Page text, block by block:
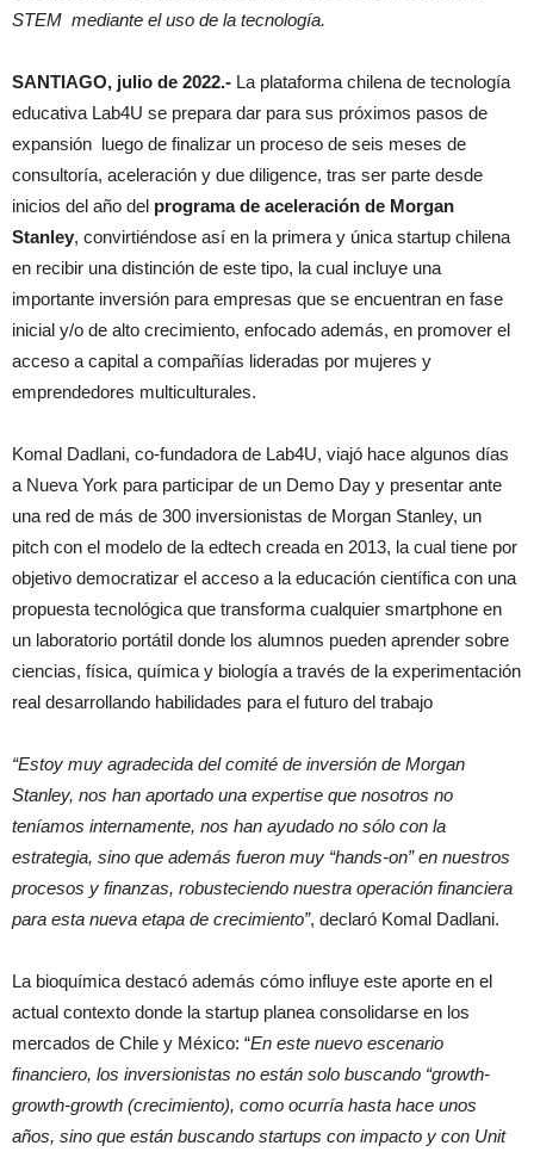
STEM mediante el uso de la tecnología.
SANTIAGO, julio de 2022.- La plataforma chilena de tecnología
educativa Lab4U se prepara dar para sus próximos pasos de
expansión luego de finalizar un proceso de seis meses de
consultoría, aceleración y due diligence, tras ser parte desde
inicios del año del programa de aceleración de Morgan
Stanley, convirtiéndose así en la primera y única startup chilena
en recibir una distinción de este tipo, la cual incluye una
importante inversión para empresas que se encuentran en fase
inicial y/o de alto crecimiento, enfocado además, en promover el
acceso a capital a compañías lideradas por mujeres y
emprendedores multiculturales.
Komal Dadlani, co-fundadora de Lab4U, viajó hace algunos días
a Nueva York para participar de un Demo Day y presentar ante
una red de más de 300 inversionistas de Morgan Stanley, un
pitch con el modelo de la edtech creada en 2013, la cual tiene por
objetivo democratizar el acceso a la educación científica con una
propuesta tecnológica que transforma cualquier smartphone en
un laboratorio portátil donde los alumnos pueden aprender sobre
ciencias, física, química y biología a través de la experimentación
real desarrollando habilidades para el futuro del trabajo
“Estoy muy agradecida del comité de inversión de Morgan
Stanley, nos han aportado una expertise que nosotros no
teníamos internamente, nos han ayudado no sólo con la
estrategia, sino que además fueron muy “hands-on” en nuestros
procesos y finanzas, robusteciendo nuestra operación financiera
para esta nueva etapa de crecimiento”, declaró Komal Dadlani.
La bioquímica destacó además cómo influye este aporte en el
actual contexto donde la startup planea consolidarse en los
mercados de Chile y México: “En este nuevo escenario
financiero, los inversionistas no están solo buscando “growth-
growth-growth (crecimiento), como ocurría hasta hace unos
años, sino que están buscando startups con impacto y con Unit